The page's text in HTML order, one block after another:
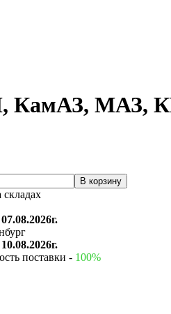
КамАЗ, МАЗ,
поставки - 100%